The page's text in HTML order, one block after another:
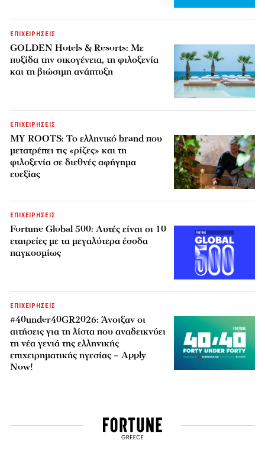
ΕΠΙΧΕΙΡΗΣΕΙΣ
GOLDEN Hotels & Resorts: Με
πυξίδα την οικογένεια, τη φιλοξενία
και τη βιώσιμη ανάπτυξη
ΕΠΙΧΕΙΡΗΣΕΙΣ
MY ROOTS: Το ελληνικό brand που
μετατρέπει τις «ρίζες» και τη
φιλοξενία σε διεθνές αφήγημα
ευεξίας
ΕΠΙΧΕΙΡΗΣΕΙΣ
Fortune Global 500: Αυτές είναι οι 10
εταιρείες με τα μεγαλύτερα έσοδα
παγκοσμίως
ΕΠΙΧΕΙΡΗΣΕΙΣ
#40under40GR2026: Άνοιξαν οι
αιτήσεις για τη λίστα που αναδεικνύει
τη νέα γενιά της ελληνικής
επιχειρηματικής ηγεσίας – Apply
Now!